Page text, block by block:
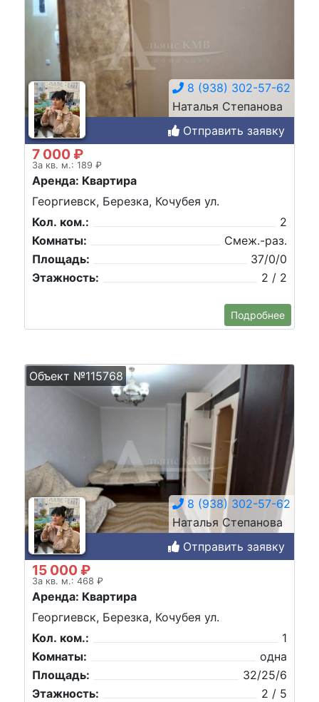
8 (938) 302-57-62
Наталья Степанова
Отправить заявку
7 000 ₽
За кв. м.: 189 ₽
Аренда: Квартира
Георгиевск, Березка, Кочубея ул.
Кол. ком.:
2
Комнаты:
Смеж.-раз.
Площадь:
37/0/0
Этажность:
2 / 2
Подробнее
Объект №115768
8 (938) 302-57-62
Наталья Степанова
Отправить заявку
15 000 ₽
За кв. м.: 468 ₽
Аренда: Квартира
Георгиевск, Березка, Кочубея ул.
Кол. ком.:
1
Комнаты:
одна
Площадь:
32/25/6
Этажность:
2 / 5